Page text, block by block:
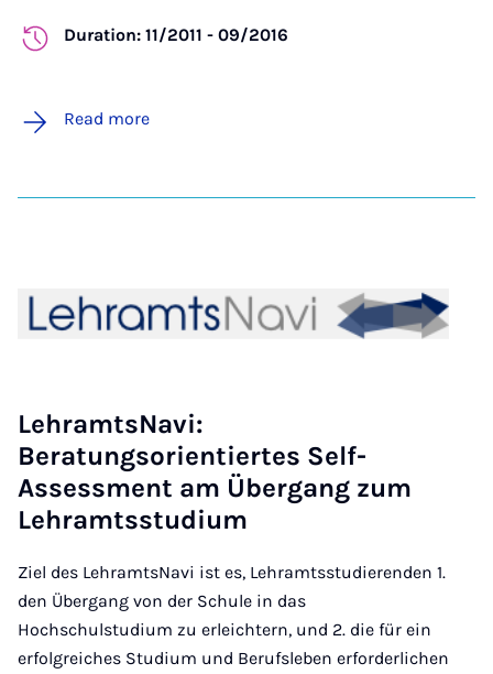
Duration: 11/2011 - 09/2016
Read more
LehramtsNavi:
Beratungsorientiertes Self-
Assessment am Übergang zum
Lehramtsstudium
Ziel des LehramtsNavi ist es, Lehramtsstudierenden 1.
den Übergang von der Schule in das
Hochschulstudium zu erleichtern, und 2. die für ein
erfolgreiches Studium und Berufsleben erforderlichen